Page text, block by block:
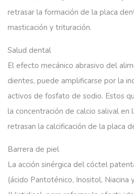
retrasar la formación de la placa
masticación y trituración.
Salud dental
El efecto mecánico abrasivo del
dientes, puede amplificarse por la
activos de fosfato de sodio. Estos
la concentración de calcio salival
retrasan la calcificación de la placa
Barrera de piel
La acción sinérgica del cóctel
(ácido Pantoténico, Inositol, Niacina